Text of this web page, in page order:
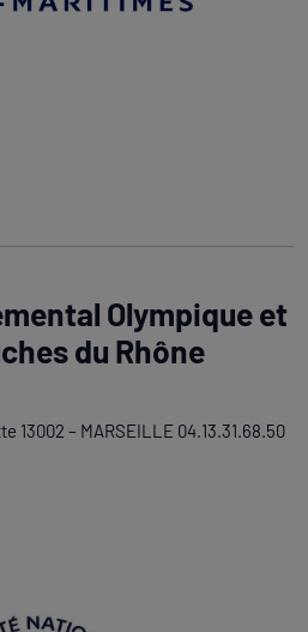
Olympique et
du Rhône
13002 – MARSEILLE 04.13.31.68.50